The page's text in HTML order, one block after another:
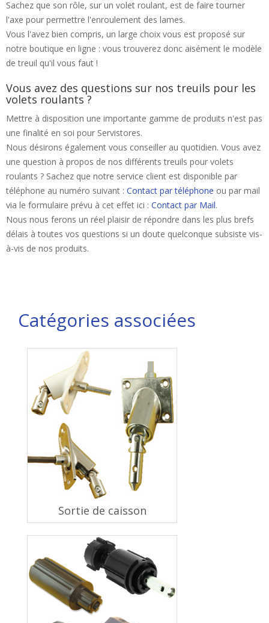
Sachez que son rôle, sur un volet roulant, est de faire tourner
l'axe pour permettre l'enroulement des lames.
Vous l'avez bien compris, un large choix vous est proposé sur
notre boutique en ligne : vous trouverez donc aisément le modèle
de treuil qu'il vous faut !
Vous avez des questions sur nos treuils pour les
volets roulants ?
Mettre à disposition une importante gamme de produits n'est pas
une finalité en soi pour Servistores.
Nous désirons également vous conseiller au quotidien. Vous avez
une question à propos de nos différents treuils pour volets
roulants ? Sachez que notre service client est disponible par
téléphone au numéro suivant : Contact par téléphone ou par mail
via le formulaire prévu à cet effet ici : Contact par Mail.
Nous nous ferons un réel plaisir de répondre dans les plus brefs
délais à toutes vos questions si un doute quelconque subsiste vis-
à-vis de nos produits.
Catégories associées
Sortie de caisson